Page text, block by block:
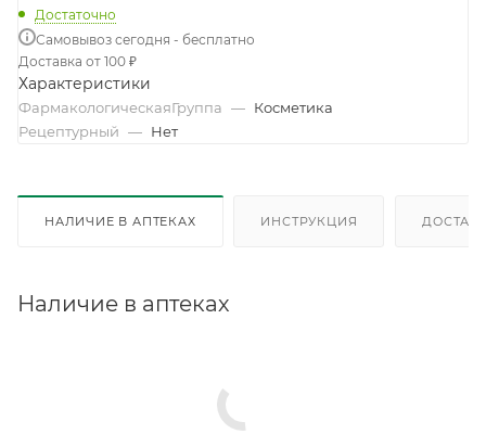
Достаточно
Самовывоз сегодня - бесплатно
Доставка от 100 ₽
Характеристики
ФармакологическаяГруппа — Косметика
Рецептурный — Нет
НАЛИЧИЕ В АПТЕКАХ ИНСТРУКЦИЯ
Наличие в аптеках